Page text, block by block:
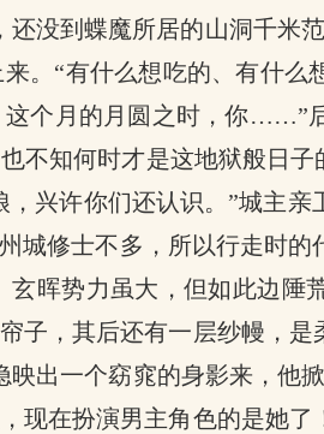
没到蝶魔所居的山洞千米
。“有什么想吃的、有什
个月的月圆之时，你……”
知何时才是这地狱般日
兴许你们还认识。”城主
城修士不多，所以行走时
晖势力虽大，但如此边陲
子，其后还有一层纱幔，
出一个窈窕的身影来，他
现在扮演男主角色的是她